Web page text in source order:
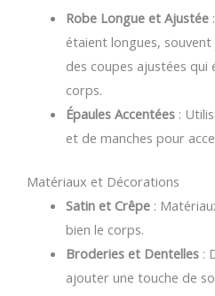
Robe Longue et Ajustée
étaient longues, souvent
des coupes ajustées qui
corps.
Épaules Accentées:
et de manches pour
Matériaux et Décorations
Satin et Crêpe:
bien le corps.
Broderies et Dentelles:
ajouter une touche de